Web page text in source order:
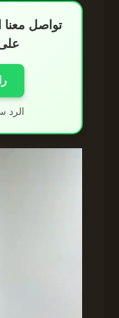
تواصل معنا
الرد